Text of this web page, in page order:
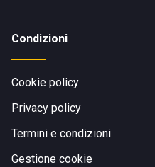
Condizioni
Cookie policy
Privacy policy
Termini e condizioni
Gestione cookie